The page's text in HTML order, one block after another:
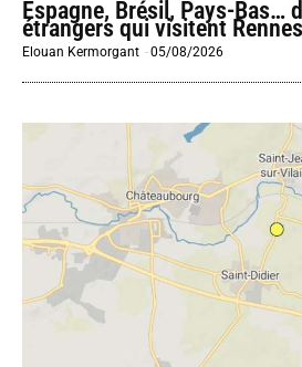
Espagne, Brésil, Pays-Bas…
étrangers qui visitent
Elouan Kermorgant -05/08/2026